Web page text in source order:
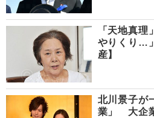
「天地真
やりくり…
産】
北川景子が
業」 大企